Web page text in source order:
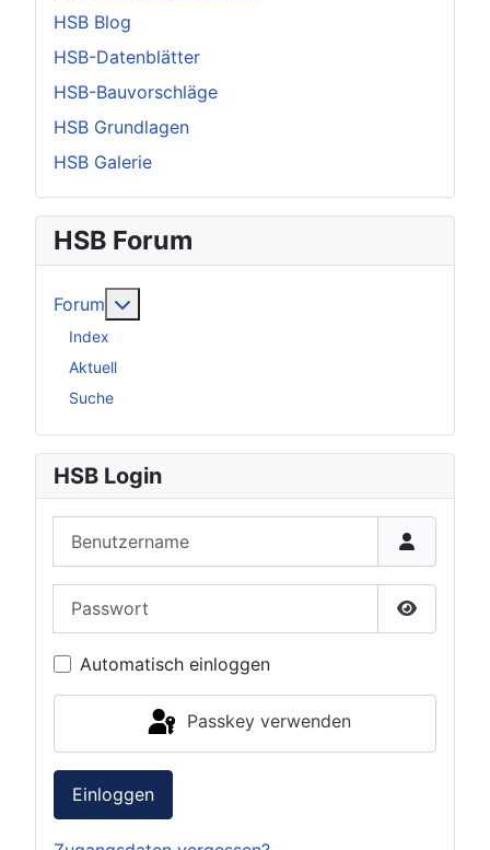
HSB Blog
HSB-Datenblätter
HSB-Bauvorschläge
HSB Grundlagen
HSB Galerie
HSB Forum
Forum
Index
Aktuell
Suche
HSB Login
Passwort
Automatisch einloggen
Passkey verwenden
Einloggen